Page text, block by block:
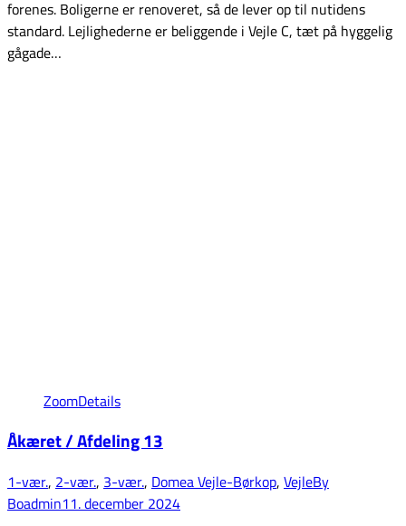
forenes. Boligerne er renoveret, så de lever op til nutidens
standard. Lejlighederne er beliggende i Vejle C, tæt på hyggelig
gågade…
ZoomDetails
Åkæret / Afdeling 13
1-vær., 2-vær., 3-vær., Domea Vejle-Børkop, VejleBy
Boadmin11. december 2024